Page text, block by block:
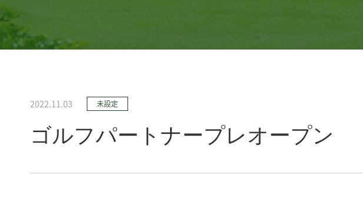
2022.11.03 未設定
ゴルフパートナープレオープン